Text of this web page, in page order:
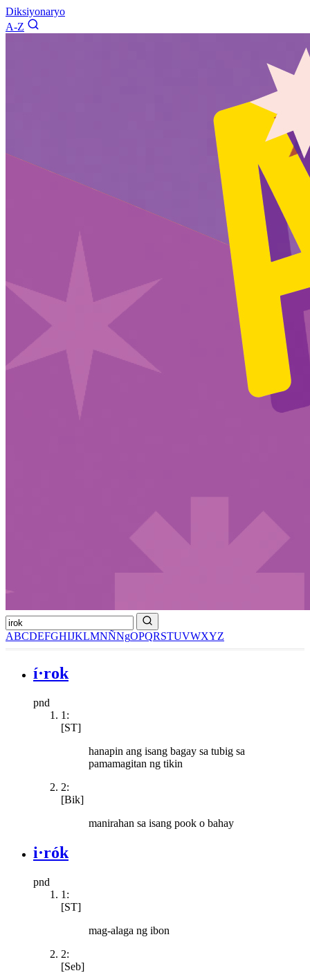
Diksiyonaryo
A-Z
ABCDEFGHIJKLMNÑNgOPQRSTUVWXYZ
í·rok
pnd
1:
[ST]
hanapin ang isang bagay sa tubig sa
pamamagitan ng tikin
2:
[Bik]
manirahan sa isang pook o bahay
i·rók
pnd
1:
[ST]
mag-alaga ng ibon
2:
[Seb]